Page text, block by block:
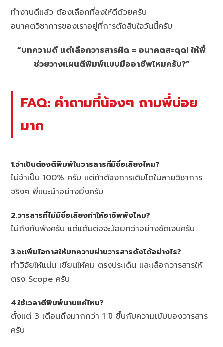
ทำงานดีแล้ว ต้องเลือกที่ลงให้ดีด้วยครับ
อนาคตวิชาการของเราอยู่ที่การตัดสินใจวันนี้ครับ
“บทความดี แต่เลือกวารสารผิด = อนาคตสะดุด! ให้พี่
ช่วยวางแผนตีพิมพ์แบบมืออาชีพไหมครับ?”
FAQ: คำถามที่น้องๆ ถามพี่บ่อย
มาก
1.จำเป็นต้องตีพิมพ์ในวารสารที่มีชื่อเสียงไหม?
ไม่จำเป็น 100% ครับ แต่ถ้าต้องการเติบโตในสายวิชาการ
จริงๆ พี่แนะนำอย่างยิ่งครับ
2.วารสารที่ไม่มีชื่อเสียงทำให้อาชีพพังไหม?
ไม่ถึงกับพังครับ แต่แต้มต่อจะน้อยกว่าอย่างชัดเจนครับ
3.จะเพิ่มโอกาสให้บทความผ่านวารสารดังได้อย่างไร?
ทำวิจัยให้แน่น เขียนให้คม ตรงประเด็น และเลือกวารสารให้
ตรง Scope ครับ
4.ใช้เวลาตีพิมพ์นานแค่ไหน?
ตั้งแต่ 3 เดือนถึงมากกว่า 1 ปี ขึ้นกับความเข้มของวารสาร
ครับ